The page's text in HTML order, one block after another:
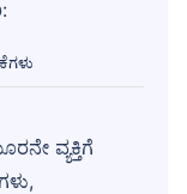
ವ್ಯಕ್ತಿಗೆ